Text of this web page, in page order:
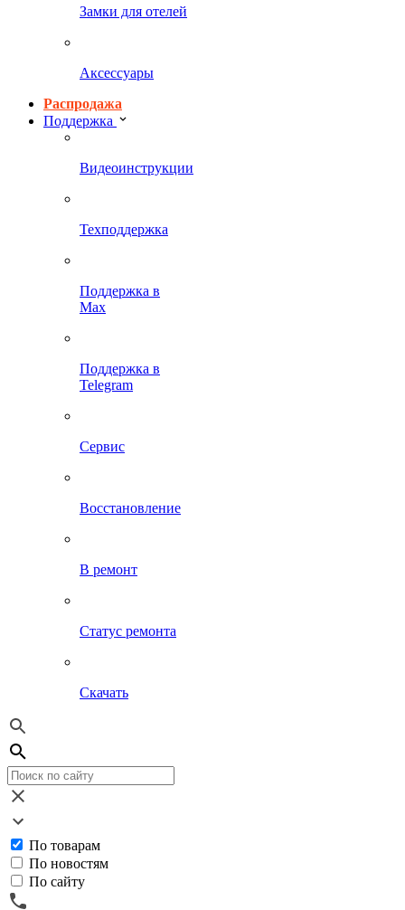
Замки для отелей
Аксессуары
Распродажа
Поддержка
Видеоинструкции
Техподдержка
Поддержка в
Max
Поддержка в
Telegram
Сервис
Восстановление
В ремонт
Статус ремонта
Скачать
По товарам
По новостям
По сайту